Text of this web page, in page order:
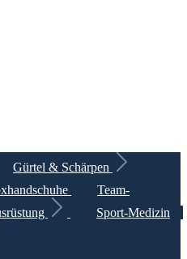
Gürtel & Schärpen
Team-
Sport-Medizin